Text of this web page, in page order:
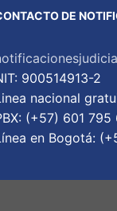
DE
900514913-2
nacional
(+57) 601 795
en Bogotá: